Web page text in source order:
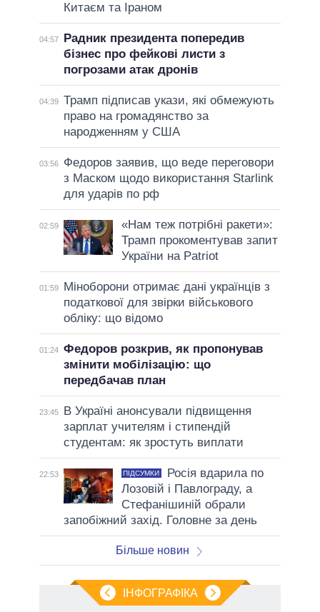
Китаєм та Іраном
04:57
Радник президента попередив
бізнес про фейкові листи з
погрозами атак дронів
04:39 Трамп підписав укази, які обмежують
право на громадянство за
народженням у США
03:56
Федоров заявив, що веде переговори
з Маском щодо використання Starlink
для ударів по рф
02:59
«Нам теж потрібні ракети»:
Трамп прокоментував запит
України на Patriot
01:59
Міноборони отримає дані українців з
податкової для звірки військового
обліку: що відомо
01:24 Федоров розкрив, як пропонував
змінити мобілізацію: що
передбачав план
23:45
В Україні анонсували підвищення
зарплат учителям і стипендій
студентам: як зростуть виплати
22:53 ПІДСУМКИ
Росія вдарила по
Лозовій і Павлограду, а
Стефанішиній обрали
запобіжний захід. Головне за день
Більше новин
ІНФОГРАФІКА